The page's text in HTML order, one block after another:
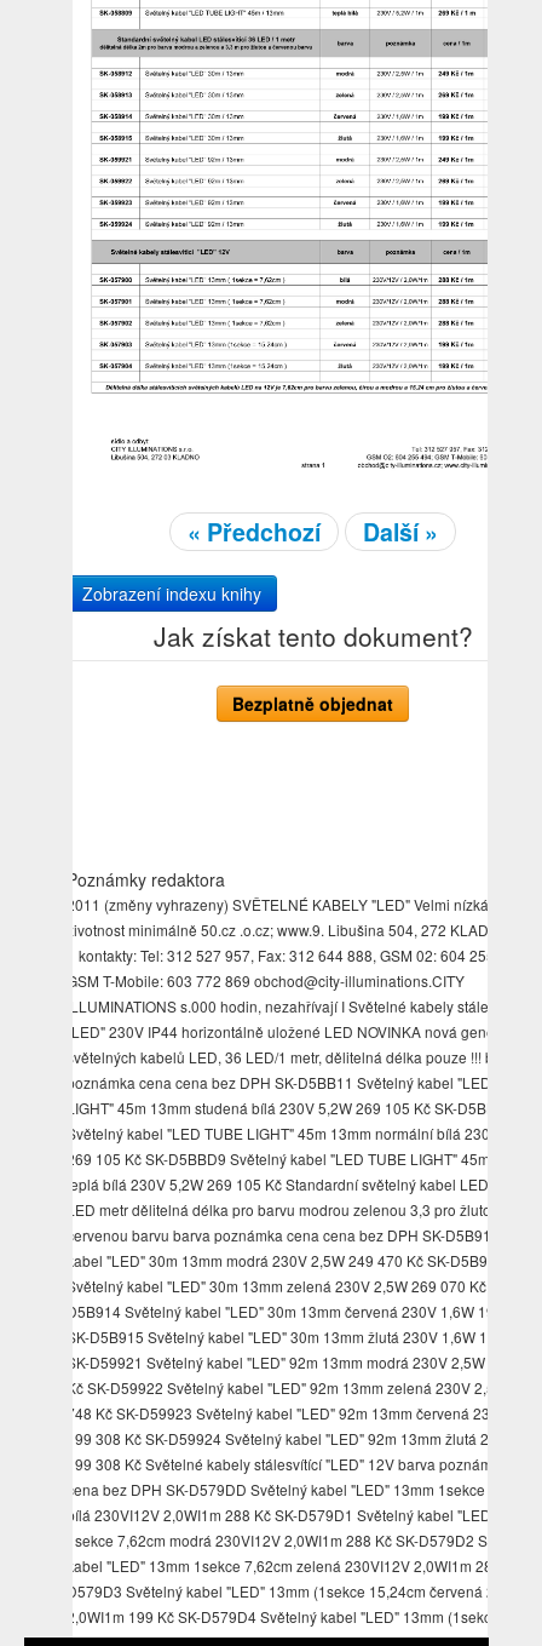
« Předchozí Další »
Zobrazení indexu knihy
Jak získat tento dokument?
Bezplatně objednat
Poznámky redaktora
2011 (změny vyhrazeny) SVĚTELNÉ KABELY "LED" Velmi nízká
životnost minimálně 50.cz .o.cz; www.9. Libušina 504, 272 KLADNO
1 kontakty: Tel: 312 527 957, Fax: 312 644 888, GSM 02: 604 255 494;
GSM T-Mobile: 603 772 869 obchod@city-illuminations.CITY
ILLUMINATIONS s.000 hodin, nezahřívají I Světelné kabely stálesvítící
"LED" 230V IP44 horizontálně uložené LED NOVINKA nová generace
světelných kabelů LED, 36 LED/1 metr, dělitelná délka pouze !!! barva
poznámka cena cena bez DPH SK-D5BB11 Světelný kabel "LED TUBE
LIGHT" 45m 13mm studená bílá 230V 5,2W 269 105 Kč SK-D5BB1D
Světelný kabel "LED TUBE LIGHT" 45m 13mm normální bílá 230V 5,2W
269 105 Kč SK-D5BBD9 Světelný kabel "LED TUBE LIGHT" 45m 13mm
teplá bílá 230V 5,2W 269 105 Kč Standardní světelný kabel LED
LED metr dělitelná délka pro barvu modrou zelenou 3,3 pro žlutou
červenou barvu barva poznámka cena cena bez DPH SK-D5B912
kabel "LED" 30m 13mm modrá 230V 2,5W 249 470 Kč SK-D5B913
Světelný kabel "LED" 30m 13mm zelená 230V 2,5W 269 070 Kč SK-
D5B914 Světelný kabel "LED" 30m 13mm červená 230V 1,6W 199 970
SK-D5B915 Světelný kabel "LED" 30m 13mm žlutá 230V 1,6W 199 970
SK-D59921 Světelný kabel "LED" 92m 13mm modrá 230V 2,5W 249 908
Kč SK-D59922 Světelný kabel "LED" 92m 13mm zelená 230V 2,5W 269
748 Kč SK-D59923 Světelný kabel "LED" 92m 13mm červená 230V
199 308 Kč SK-D59924 Světelný kabel "LED" 92m 13mm žlutá 230V
199 308 Kč Světelné kabely stálesvítící "LED" 12V barva poznámka
cena bez DPH SK-D579DD Světelný kabel "LED" 13mm 1sekce 7,62cm
bílá 230VI12V 2,0WI1m 288 Kč SK-D579D1 Světelný kabel "LED" 13mm
1sekce 7,62cm modrá 230VI12V 2,0WI1m 288 Kč SK-D579D2 Světelný
kabel "LED" 13mm 1sekce 7,62cm zelená 230VI12V 2,0WI1m 288 Kč
D579D3 Světelný kabel "LED" 13mm (1sekce 15,24cm červená
2,0WI1m 199 Kč SK-D579D4 Světelný kabel "LED" 13mm (1sekce